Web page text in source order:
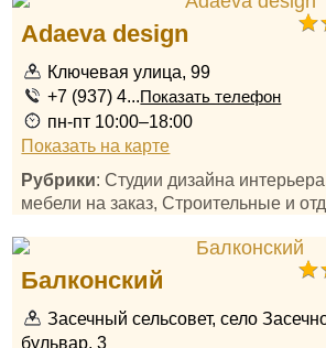
Adaeva design
Ключевая улица, 99
+7 (937) 4...Показать телефон
пн-пт 10:00–18:00
Показать на карте
Рубрики: Студии дизайна
мебели на заказ, Строительные и
Балконский
Засечный сельсовет, село
бульвар, 3